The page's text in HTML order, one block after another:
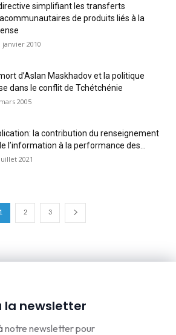
simplifiant les transferts
de produits liés à la
janvier 2010
d’Aslan Maskhadov et la politique
dans le conflit de Tchétchénie
2005
la contribution du renseignement
l’information à la performance des...
2021
1 2 3
la newsletter
notre newsletter pour